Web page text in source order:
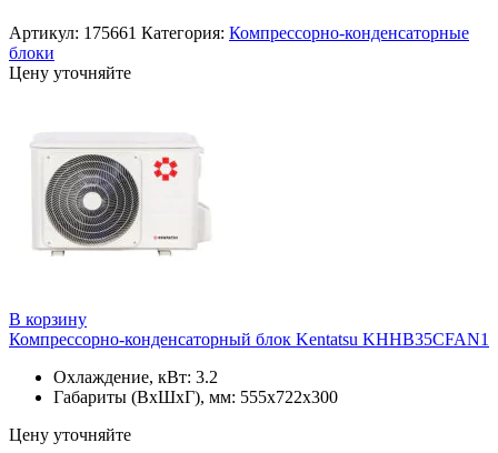
Артикул: 175661 Категория: Компрессорно-конденсаторные
блоки
Цену уточняйте
В корзину
Компрессорно-конденсаторный блок Kentatsu KHHB35CFAN1
Охлаждение, кВт: 3.2
Габариты (ВхШхГ), мм: 555х722х300
Цену уточняйте